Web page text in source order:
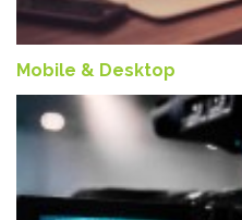
Mobile & Desktop